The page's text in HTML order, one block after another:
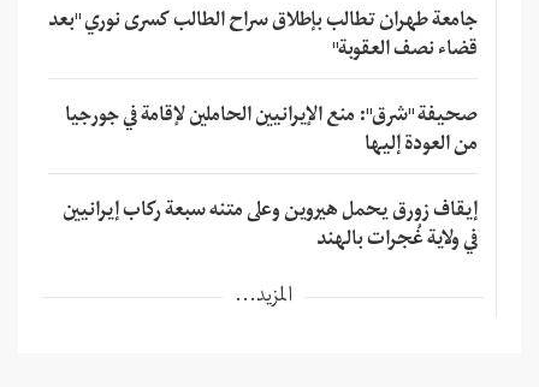
جامعة طهران تطالب بإطلاق سراح الطالب كسرى نوري "بعد
قضاء نصف العقوبة"
صحيفة "شرق": منع الإيرانيين الحاملين لإقامة في جورجيا
من العودة إليها
إيقاف زورق يحمل هيروين وعلى متنه سبعة ركاب إيرانيين
في ولاية غُجرات بالهند
المزيد...